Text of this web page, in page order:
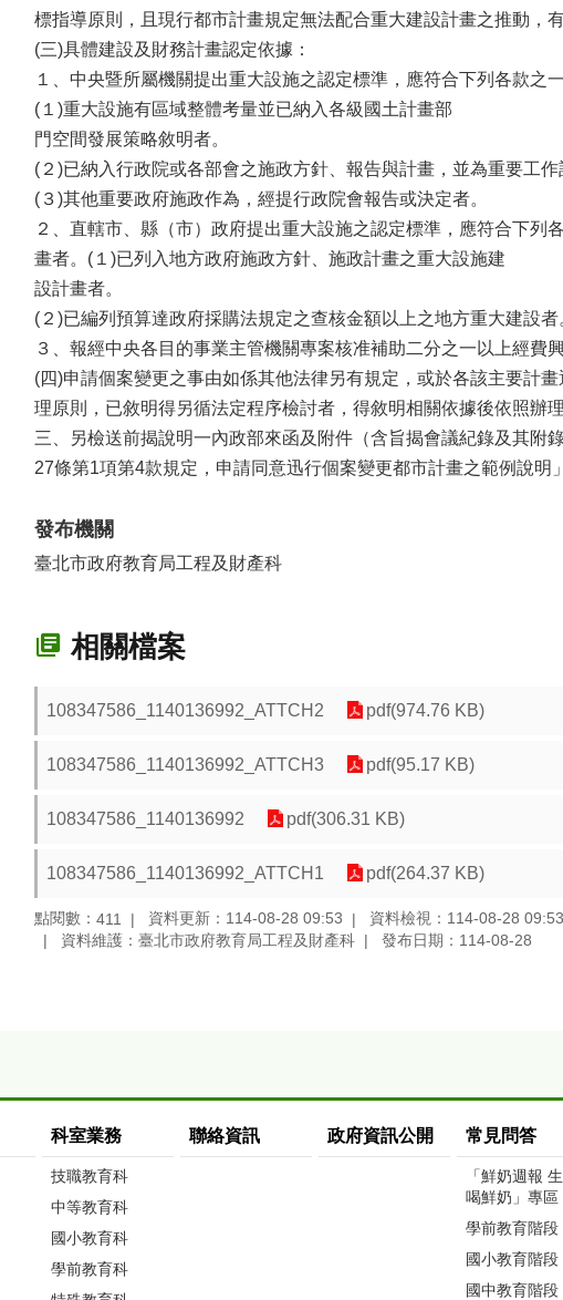
標指導原則，且現行都市計畫規定無法配合重大建設計畫之推動，
(三)具體建設及財務計畫認定依據：
１、中央暨所屬機關提出重大設施之認定標準，應符合下列各款之
(１)重大設施有區域整體考量並已納入各級國土計畫部
門空間發展策略敘明者。
(２)已納入行政院或各部會之施政方針、報告與計畫，並為重要工
(３)其他重要政府施政作為，經提行政院會報告或決定者。
２、直轄市、縣（市）政府提出重大設施之認定標準，應符合下列
畫者。(１)已列入地方政府施政方針、施政計畫之重大設施建
設計畫者。
(２)已編列預算達政府採購法規定之查核金額以上之地方重大建設者
３、報經中央各目的事業主管機關專案核准補助二分之一以上經費
(四)申請個案變更之事由如係其他法律另有規定，或於各該主要計
理原則，已敘明得另循法定程序檢討者，得敘明相關依據後依照辦
三、另檢送前揭說明一內政部來函及附件（含旨揭會議紀錄及其附
27條第1項第4款規定，申請同意迅行個案變更都市計畫之範例說明
發布機關
臺北市政府教育局工程及財產科
相關檔案
108347586_1140136992_ATTCH2 pdf(974.76 KB)
108347586_1140136992_ATTCH3 pdf(95.17 KB)
108347586_1140136992 pdf(306.31 KB)
108347586_1140136992_ATTCH1 pdf(264.37 KB)
點閱數： 411 資料更新：114-08-28 09:53
資料檢視：114-08-28 09:53
資料維護：臺北市政府教育局工程及財產科
發布日期：114-08-28
科室業務
技職教育科
中等教育科
國小教育科
學前教育科
聯絡資訊 政府資訊公開 常見問答
「鮮奶週報
喝鮮奶」專區
學前教育階段
國小教育階段
國中教育階段